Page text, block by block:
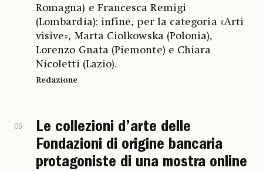
Romagna) e Francesca Remigi
(Lombardia); infine, per la categoria «Arti
visive», Marta Ciolkowska (Polonia),
Lorenzo Gnata (Piemonte) e Chiara
Nicoletti (Lazio).
Redazione
09
Le collezioni d’arte delle
Fondazioni di origine bancaria
protagoniste di una mostra online